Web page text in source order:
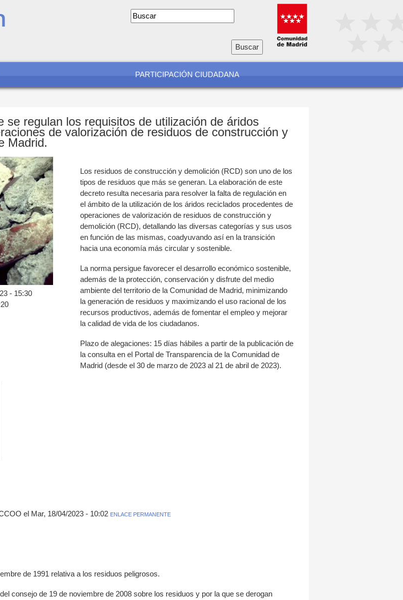
Formulario
de
PARTICIPACIÓN CIUDADANA
se regulan los requisitos de utilización de áridos
de valorización de residuos de construcción y
Madrid.
- 15:30
Los residuos de construcción y demolición (RCD) son uno de los
tipos de residuos que más se generan. La elaboración de este
decreto resulta necesaria para resolver la falta de regulación en
el ámbito de la utilización de los áridos reciclados procedentes de
operaciones de valorización de residuos de construcción y
demolición (RCD), detallando las diversas categorías y sus usos
en función de las mismas, coadyuvando así en la transición
hacia una economía más circular y sostenible.
La norma persigue favorecer el desarrollo económico sostenible,
además de la protección, conservación y disfrute del medio
ambiente del territorio de la Comunidad de Madrid, minimizando
la generación de residuos y maximizando el uso racional de los
recursos productivos, además de fomentar el empleo y mejorar
la calidad de vida de los ciudadanos.
Plazo de alegaciones: 15 días hábiles a partir de la publicación de
la consulta en el Portal de Transparencia de la Comunidad de
Madrid (desde el 30 de marzo de 2023 al 21 de abril de 2023).
el Mar, 18/04/2023 - 10:02 ENLACE PERMANENTE
de 1991 relativa a los residuos peligrosos.
consejo de 19 de noviembre de 2008 sobre los residuos y por la que se derogan